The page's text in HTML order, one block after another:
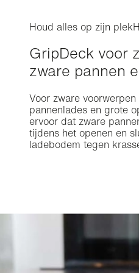
Houd alles op zijn plek
GripDeck voor
zware pannen
Voor zware
pannenlades en grote
ervoor dat zware
tijdens het openen en
ladebodem tegen